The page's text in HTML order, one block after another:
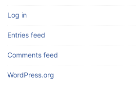
Log in
Entries feed
Comments feed
WordPress.org